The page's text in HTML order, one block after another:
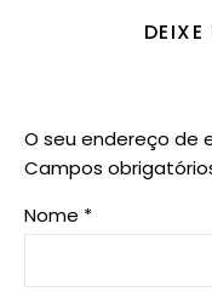
O seu endereço de
Campos
Nome *